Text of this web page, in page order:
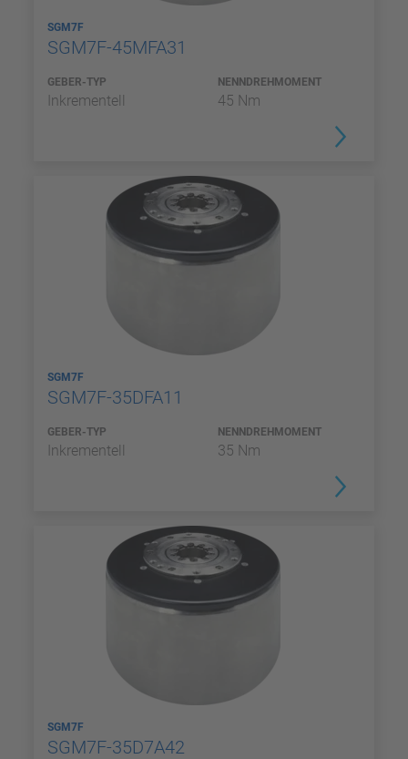
SGM7F
SGM7F-45MFA31
GEBER-TYP
Inkrementell
NENNDREHMOMENT
45 Nm
SGM7F
SGM7F-35DFA11
GEBER-TYP
Inkrementell
NENNDREHMOMENT
35 Nm
SGM7F
SGM7F-35D7A42